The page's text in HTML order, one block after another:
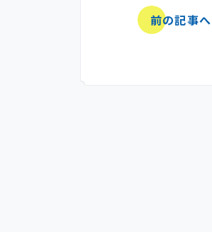
前の記事へ